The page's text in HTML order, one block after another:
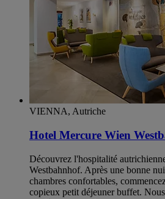
VIENNA, Autriche
Hotel Mercure Wien
Découvrez l'hospitalité
Westbahnhof. Après une bonne
chambres confortables,
copieux petit déjeuner buffet.